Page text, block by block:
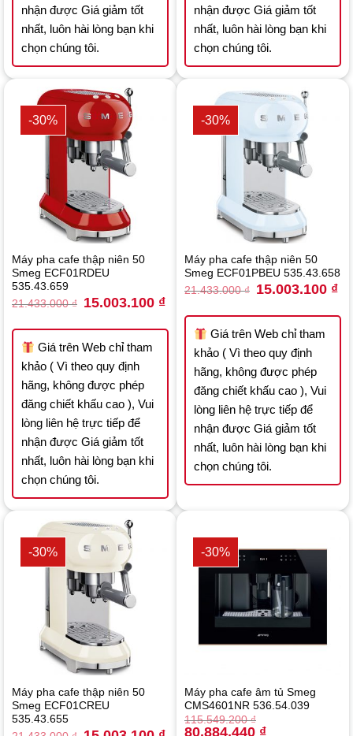
nhận được Giá giảm tốt
nhất, luôn hài lòng bạn khi
chọn chúng tôi.
nhận được Giá giảm tốt
nhất, luôn hài lòng bạn khi
chọn chúng tôi.
-30%
Máy pha cafe thập niên 50
Smeg ECF01RDEU
535.43.659
21.433.000₫ Original
price
21.433.000 ₫.
15.003.100 ₫Current
15.003.100 ₫.
Giá trên Web chỉ tham
khảo ( Vì theo quy định
hãng, không được phép
đăng chiết khấu cao ), Vui
lòng liên hệ trực tiếp để
nhận được Giá giảm tốt
nhất, luôn hài lòng bạn khi
chọn chúng tôi.
-30%
Máy pha cafe thập niên 50
Smeg ECF01PBEU 535.43.658
21.433.000₫ Original
price
21.433.000 ₫.
15.003.100 ₫
Giá trên Web chỉ tham
khảo ( Vì theo quy định
hãng, không được phép
đăng chiết khấu cao ), Vui
lòng liên hệ trực tiếp để
nhận được Giá giảm tốt
nhất, luôn hài lòng bạn khi
chọn chúng tôi.
-30%
Máy pha cafe thập niên 50
Smeg ECF01CREU
535.43.655
Original Current
-30%
Máy pha cafe âm tủ Smeg
CMS4601NR 536.54.039
115.549.200₫
Original
80.884.440 ₫Current